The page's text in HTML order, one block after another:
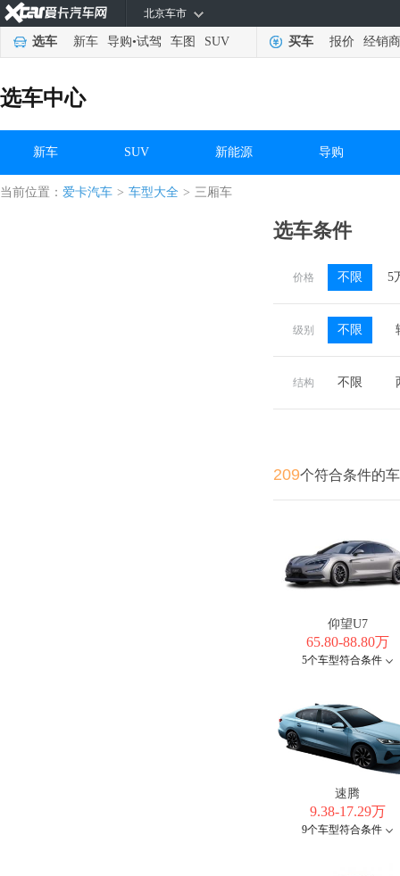
北京车市
选车 新车 导购•试驾 车图 SUV 买车 报价 经销商
选车中心
新车 SUV 新能源 导购
当前位置： 爱卡汽车 > 车型大全 > 三厢车
选车条件
价格 不限 5
级别 不限
结构 不限
209个符合条件的
仰望U7
65.80-88.80万
5个车型符合条件
速腾
9.38-17.29万
9个车型符合条件